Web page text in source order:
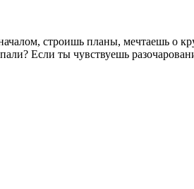
строишь планы, мечтаешь о
Если ты чувствуешь